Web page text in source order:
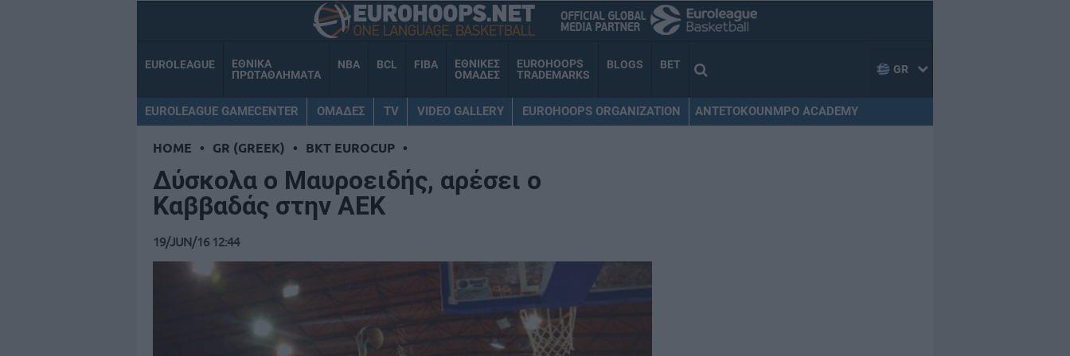
EUROLEAGUE
ΕΘΝΙΚΑ
ΠΡΩΤΑΘΛΗΜΑΤΑ
NBA BCL FIBA
ΕΘΝΙΚΕΣ
ΟΜΑΔΕΣ
EUROHOOPS
TRADEMARKS
BLOGS BET GR
EUROLEAGUE GAMECENTER ΟΜΑΔΕΣ TV VIDEO GALLERY EUROHOOPS ORGANIZATION ANTETOKOUNMPO ACADEMY
HOME • GR (GREEK) • BKT EUROCUP •
Δύσκολα ο Μαυροειδής, αρέσει ο
Καββαδάς στην ΑΕΚ
19/JUN/16 12:44